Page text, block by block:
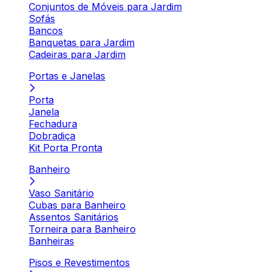
Conjuntos de Móveis para Jardim
Sofás
Bancos
Banquetas para Jardim
Cadeiras para Jardim
Portas e Janelas
Porta
Janela
Fechadura
Dobradiça
Kit Porta Pronta
Banheiro
Vaso Sanitário
Cubas para Banheiro
Assentos Sanitários
Torneira para Banheiro
Banheiras
Pisos e Revestimentos